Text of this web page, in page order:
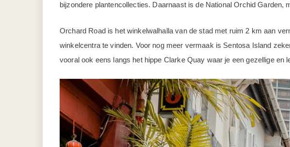
bijzondere plantencollecties. Daarnaast is de National Orchid Garden,
Orchard Road is het winkelwalhalla van de stad met ruim 2 km aan
winkelcentra te vinden. Voor nog meer vermaak is Sentosa Island
vooral ook eens langs het hippe Clarke Quay waar je een gezellige